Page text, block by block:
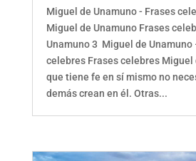
Miguel de Unamuno - Frases
Miguel de Unamuno Frases
Unamuno 3 Miguel de Unamuno
celebres Frases celebres Miguel
que tiene fe en sí mismo no
demás crean en él. Otras...